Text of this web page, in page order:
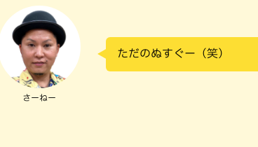
さーねー
ただのぬすぐー（笑）